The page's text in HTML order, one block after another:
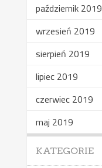
październik 2019
wrzesień 2019
sierpień 2019
lipiec 2019
czerwiec 2019
maj 2019
KATEGORIE